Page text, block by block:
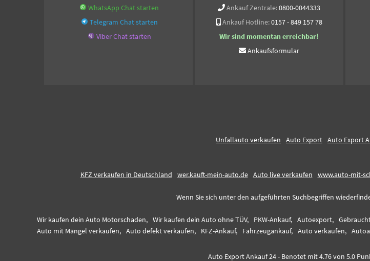
WhatsApp Chat starten
Telegram Chat starten
Viber Chat starten
Ankauf Zentrale:0800-0044333
Ankauf Hotline:0157 - 849 157 78
Wir sind momentan erreichbar!
Ankaufsformular
Unfallauto verkaufen Auto Export Auto Export
KFZ verkaufen in Deutschland wer.kauft-mein-auto.de Auto live verkaufen www.auto-mit-
Wenn Sie sich unter den aufgeführten Suchbegriffen
Wir kaufen dein Auto Motorschaden, Wir kaufen dein Auto ohne TÜV, PKW-Ankauf, Autoexport,
Auto mit Mängel verkaufen, Auto defekt verkaufen, KFZ-Ankauf, Fahrzeugankauf, Auto verkaufen,
Auto Export Ankauf 24- Benotet mit4.76von 5.0